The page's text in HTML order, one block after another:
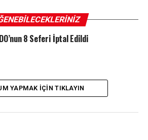
8 Seferi İptal Edildi
YAPMAK IÇIN TIKLAYIN